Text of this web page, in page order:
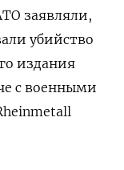
заявляли,
убийство
издания
с военными